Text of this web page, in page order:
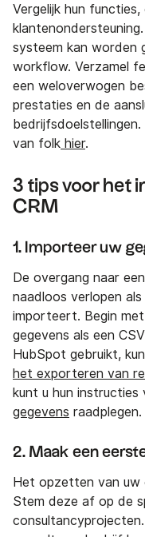
Vergelijk hun
systeem kan worden
workflow. Verzamel
een weloverwogen
prestaties en de
van folk hier.
3 tips voor het
CRM
1. Importeer uw
De overgang naar
naadloos verlopen
importeert. Begin
gegevens als een
HubSpot gebruikt,
het exporteren van
kunt u hun instructies
gegevens raadplegen.
2. Maak een
Het opzetten van uw
Stem deze af op de